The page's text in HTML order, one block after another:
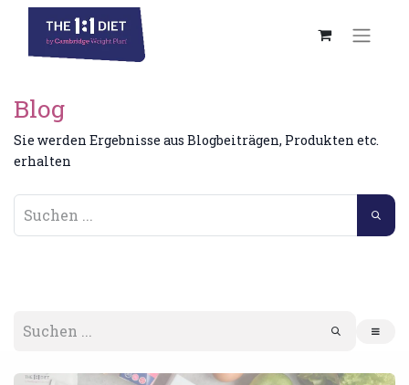
Blog
Sie werden Ergebnisse aus Blogbeiträgen, Produkten etc.
erhalten